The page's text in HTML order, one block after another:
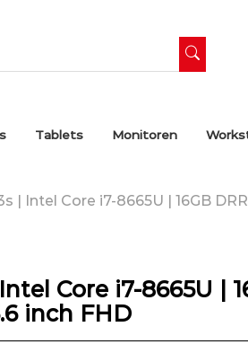
Tablets Monitoren
| Intel Core i7-8665U | 16GB
Core i7-8665U |
inch FHD